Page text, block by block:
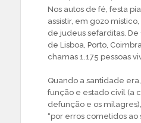
Nos autos de fé, festa
assistir, em gozo
de judeus sefarditas. De
de Lisboa, Porto,
chamas 1.175 pessoas
Quando a santidade
função e estado civil (a
defunção e os
“por erros cometidos ao